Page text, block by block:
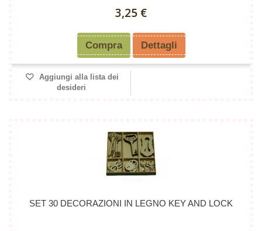
3,25 €
Compra Dettagli
Aggiungi alla lista dei
desideri
SET 30 DECORAZIONI IN LEGNO KEY AND LOCK